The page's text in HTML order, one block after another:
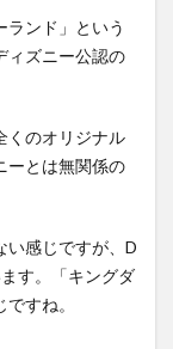
ランド」という
ィズニー公認の
くのオリジナル
ーとは無関係の
い感じですが、D
す。「キングダ
すね。